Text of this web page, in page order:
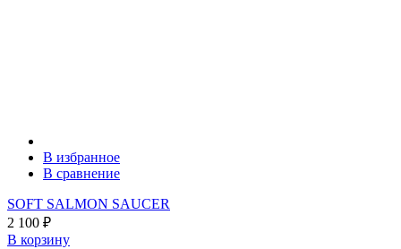
В избранное
В сравнение
SOFT SALMON SAUCER
2 100 ₽
В корзину